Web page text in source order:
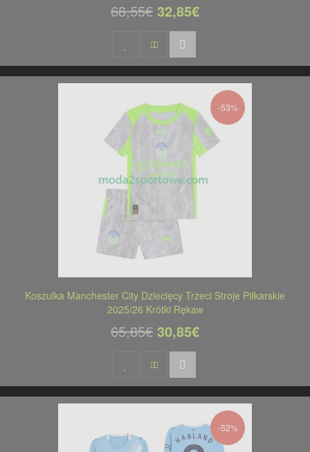
68,55€ 32,85€
-53%
Koszulka Manchester City Dziecięcy Trzeci Stroje Piłkarskie
2025/26 Krótki Rękaw
65,85€ 30,85€
-52%